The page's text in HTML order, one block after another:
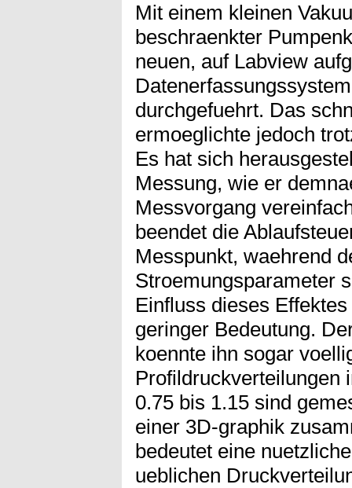
Mit einem kleinen
beschraenkter
neuen, auf Labview
durchgefuehrt. Das
ermoeglichte jedoch
Es hat sich
Messung, wie er
Messvorgang
beendet die
Messpunkt, waehrend
Stroemungsparameter
Einfluss dieses
geringer Bedeutung.
koennte ihn sogar
Profildruckverteilungen
0.75 bis 1.15 sind
einer 3D-graphik
bedeutet eine
ueblichen